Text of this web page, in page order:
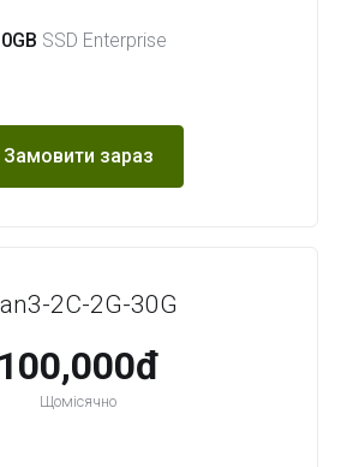
SSD Enterprise
Замовити зараз
2C-2G-30G
100,000đ
Щомісячно